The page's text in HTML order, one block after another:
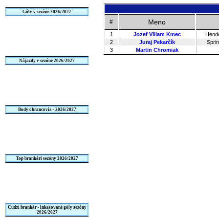
Góly v sezóne 2026/2027
Nájazdy v sezóne 2026/2027
Body obrancovia - 2026/2027
Top brankári sezóny 2026/2027
Cudzí brankár - inkasované góly sezóny
2026/2027
# Meno
1 Jozef Viliam Kmec
2
Juraj Pekarčík
3
Martin Chromiak